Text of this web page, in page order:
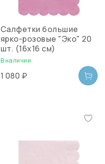
Салфетки большие
ярко-розовые "Эко" 20
шт. (16х16 см)
В наличии
1 080 ₽